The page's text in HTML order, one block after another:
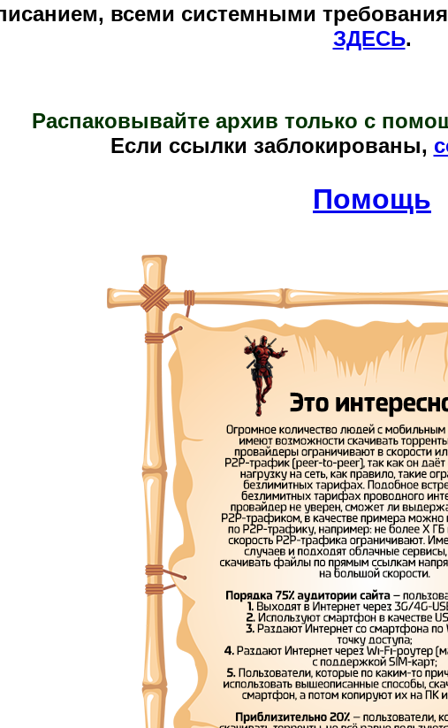
всеми системными
ЗДЕСЬ.
Распаковывайте архив только с
Если ссылки заблокированы,
Помощь